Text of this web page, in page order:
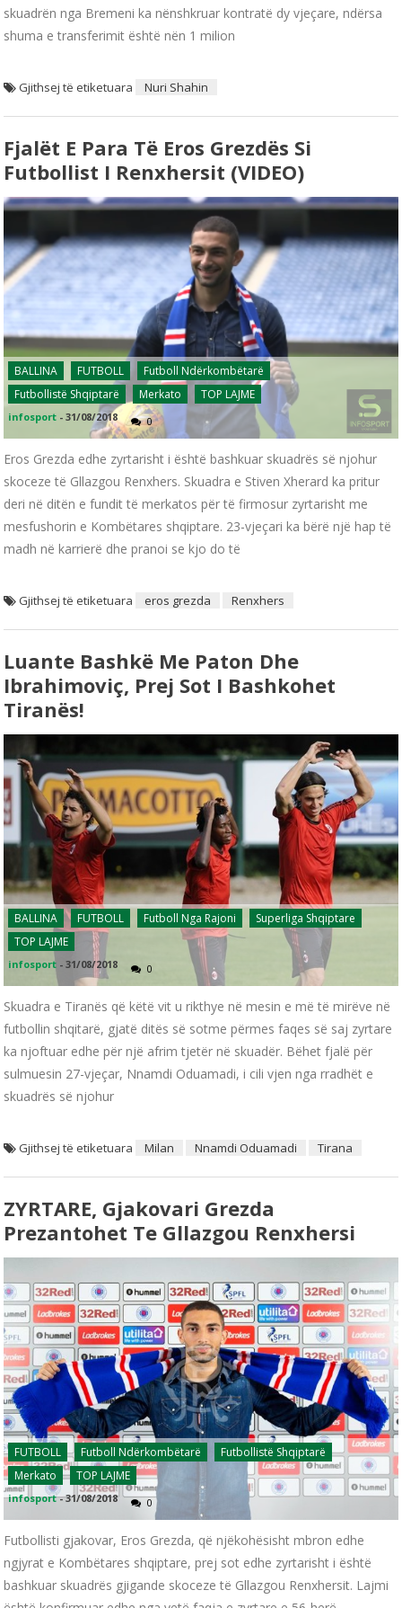
skuadrën nga Bremeni ka nënshkruar kontratë dy vjeçare, ndërsa
shuma e transferimit është nën 1 milion
Gjithsej të etiketuara Nuri Shahin
Fjalët E Para Të Eros Grezdës Si
Futbollist I Renxhersit (VIDEO)
BALLINA FUTBOLL
Futboll Ndërkombëtarë
Futbollistë Shqiptarë
Merkato TOP LAJME
infosport -31/08/2018 0
Eros Grezda edhe zyrtarisht i është bashkuar skuadrës së njohur
skoceze të Gllazgou Renxhers. Skuadra e Stiven Xherard ka pritur
deri në ditën e fundit të merkatos për të firmosur zyrtarisht me
mesfushorin e Kombëtares shqiptare. 23-vjeçari ka bërë një hap të
madh në karrierë dhe pranoi se kjo do të
Gjithsej të etiketuara eros grezda Renxhers
Luante Bashkë Me Paton Dhe
Ibrahimoviç, Prej Sot I Bashkohet
Tiranës!
BALLINA FUTBOLL Futboll Nga Rajoni
Superliga Shqiptare
TOP LAJME
infosport -31/08/2018 0
Skuadra e Tiranës që këtë vit u rikthye në mesin e më të mirëve në
futbollin shqitarë, gjatë ditës së sotme përmes faqes së saj zyrtare
ka njoftuar edhe për një afrim tjetër në skuadër. Bëhet fjalë për
sulmuesin 27-vjeçar, Nnamdi Oduamadi, i cili vjen nga rradhët e
skuadrës së njohur
Gjithsej të etiketuara Milan Nnamdi Oduamadi Tirana
ZYRTARE, Gjakovari Grezda
Prezantohet Te Gllazgou Renxhersi
FUTBOLL Futboll Ndërkombëtarë
Futbollistë Shqiptarë
Merkato
TOP LAJME
infosport -31/08/2018 0
Futbollisti gjakovar, Eros Grezda, që njëkohësisht mbron edhe
ngjyrat e Kombëtares shqiptare, prej sot edhe zyrtarisht i është
bashkuar skuadrës gjigande skoceze të Gllazgou Renxhersit. Lajmi